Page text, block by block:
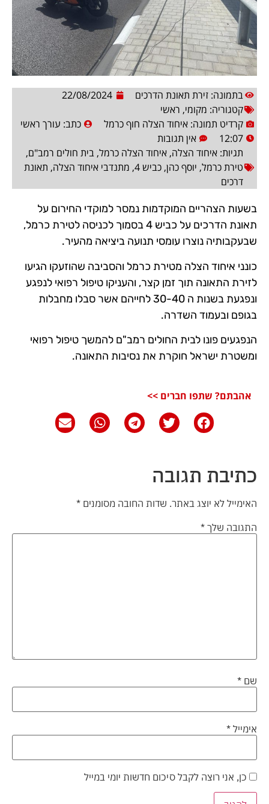
בתמונה: זירת תאונת הדרכים
22/08/2024
קטגוריה: מקומי, ראשי
קרדיט תמונה: איחוד הצלה חוף כרמל
כתב: עורך ראשי
12:07
אין תגובות
תגיות: איחוד הצלה, איחוד הצלה כרמל, בית חולים רמב"ם,
טירת כרמל, יוסף כהן, כביש 4 , מתנדבי איחוד הצלה, תאונת
דרכים
בשעות הצהריים המוקדמות נמסר למוקדי החירום על
תאונת הדרכים על כביש 4 בסמוך לכניסה לטירת כרמל,
שבעקבותיה נוצרו עומסי תנועה ביציאה מהעיר.
כונני איחוד הצלה מטירת כרמל והסביבה שהוזעקו הגיעו
לזירת התאונה תוך זמן קצר, והעניקו טיפול רפואי לנפגע
ונפגעת בשנות ה 30-40 לחייהם אשר סבלו מחבלות
בגופם ובעמוד השדרה.
הנפגעים פונו לבית החולים רמב"ם להמשך טיפול רפואי
ומשטרת ישראל חוקרת את נסיבות התאונה.
אהבתם? שתפו חברים >>
כתיבת תגובה
האימייל לא יוצג באתר. שדות החובה מסומנים *
התגובה שלך *
שם *
אימייל *
כן, אני רוצה לקבל סיכום חדשות יומי במייל